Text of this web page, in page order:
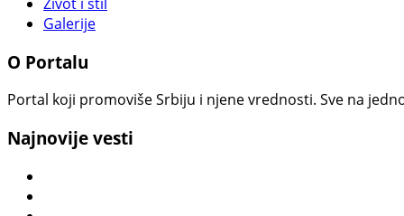
Galerije
O Portalu
Portal koji promoviše Srbiju i njene vrednosti. Sve na
Najnovije vesti